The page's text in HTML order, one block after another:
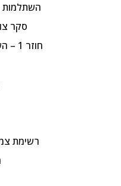
השתלמות
סקר
חוזר 1 – השתלמות כלנית לכרמל, 21.1.2025
רשימת